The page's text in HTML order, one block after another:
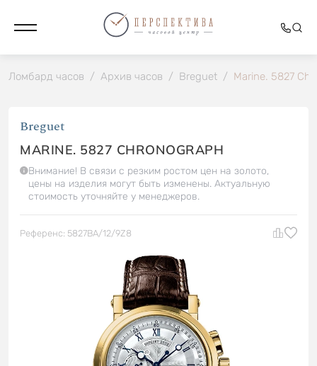
Ломбард часов / Архив часов / Breguet / Marine. 5827
Breguet
MARINE. 5827 CHRONOGRAPH
Внимание! В связи с резким ростом цен на золото,
цены на изделия могут быть изменены. Актуальную
стоимость уточняйте у менеджеров.
Референс: 5827BA/12/9Z8